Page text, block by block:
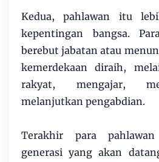
Kedua, pahlawan itu
kepentingan bangsa.
berebut jabatan atau
kemerdekaan diraih,
rakyat, mengajar,
melanjutkan pengabdian.
Terakhir para
generasi yang akan